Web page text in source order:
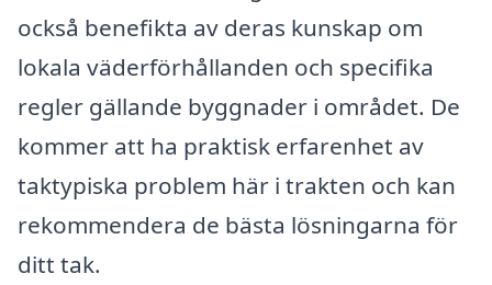
också benefikta av deras kunskap om
lokala väderförhållanden och specifika
regler gällande byggnader i området. De
kommer att ha praktisk erfarenhet av
taktypiska problem här i trakten och kan
rekommendera de bästa lösningarna för
ditt tak.